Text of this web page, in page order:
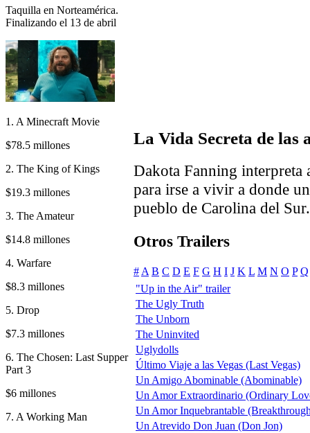
Taquilla en Norteamérica.
Finalizando el 13 de abril
1. A Minecraft Movie
$78.5 millones
2. The King of Kings
$19.3 millones
3. The Amateur
$14.8 millones
4. Warfare
$8.3 millones
5. Drop
$7.3 millones
6. The Chosen: Last Supper
Part 3
$6 millones
7. A Working Man
La Vida Secreta de las
Dakota Fanning interpreta
para irse a vivir a donde
pueblo de Carolina del Sur.
Otros Trailers
#A B C D E F G H I J K L M N O P Q
"Up in the Air" trailer
The Ugly Truth
The Unborn
The Uninvited
Uglydolls
Último Viaje a las Vegas (Last Vegas)
Un Amigo Abominable (Abominable)
Un Amor Extraordinario (Ordinary
Un Amor Inquebrantable
Un Atrevido Don Juan (Don Jon)